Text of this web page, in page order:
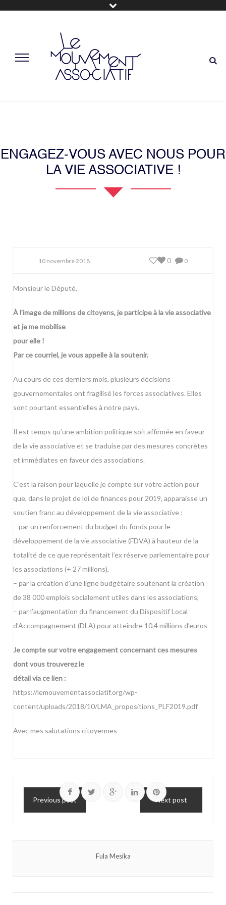
ENGAGEZ-VOUS AVEC NOUS POUR
LA VIE ASSOCIATIVE !
10 novembre 2018 0
0
Monsieur le Député,
À l’image de millions de citoyens, je participe à la vie associative
et je me mobilise
pour elle !
Par ce courriel, je vous appelle à la soutenir.
Au cours de ces derniers mois, plusieurs décisions
gouvernementales ont fragilisé les forces associatives. Elles
sont pourtant essentielles à notre pays.
Il est temps qu’une ambition politique soit affirmée en faveur
de la vie associative et se traduise par des mesures concrètes
et immédiates en faveur des associations.
C’est la raison pour laquelle je compte sur votre action pour
que, dans le projet de loi de finances pour 2019, apparaisse un
soutien franc au développement de la vie associative :
– par un renforcement du budget du fonds pour le
développement de la vie associative (FDVA) à hauteur de la
totalité de ce que représentait l’ex réserve parlementaire pour
les associations (+ 27 millions),
– par la création d’une ligne budgétaire soutenant la création
de 38 000 emplois socialement utiles dans les associations,
– par l’augmentation du financement du Dispositif Local
d’Accompagnement (DLA) pour atteindre 10,4 millions d’euros
Je compte sur votre engagement concernant ces mesures
dont vous trouverez le
détail via ce lien :
https://lemouvementassociatif.org/wp-
content/uploads/2018/10/LMA_propositions_PLF2019.pdf
Avec mes salutations citoyennes
Previous post Next post
Fula Mesika